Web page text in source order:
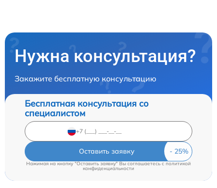
Нужна консультация?
Закажите бесплатную консультацию
Бесплатная консультация со
специалистом
Оставить заявку
Нажимая на кнопку "Оставить заявку" Вы соглашаетесь cполитикой
конфиденциальности